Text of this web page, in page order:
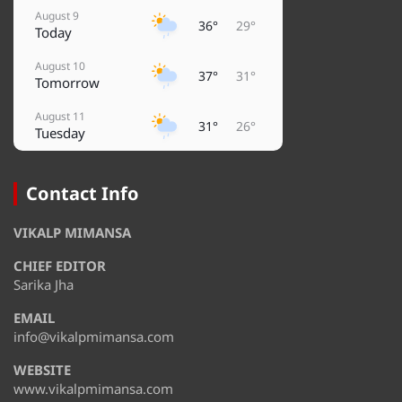
August 9
Today 36° 29°
August 10
Tomorrow 37° 31°
August 11
Tuesday 31° 26°
Wednesday
Thursday
August 14
Friday
August 15
Saturday
Contact Info
VIKALP MIMANSA
CHIEF EDITOR
Sarika Jha
EMAIL
info@vikalpmimansa.com
WEBSITE
www.vikalpmimansa.com